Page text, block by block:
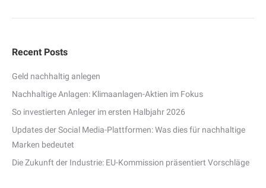
Recent Posts
Geld nachhaltig anlegen
Nachhaltige Anlagen: Klimaanlagen-Aktien im Fokus
So investierten Anleger im ersten Halbjahr 2026
Updates der Social Media-Plattformen: Was dies für nachhaltige
Marken bedeutet
Die Zukunft der Industrie: EU-Kommission präsentiert Vorschläge